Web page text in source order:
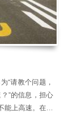
“请教个问题，
”的信息，担心
上高速。在搜
的误解，办理
公路制度改革